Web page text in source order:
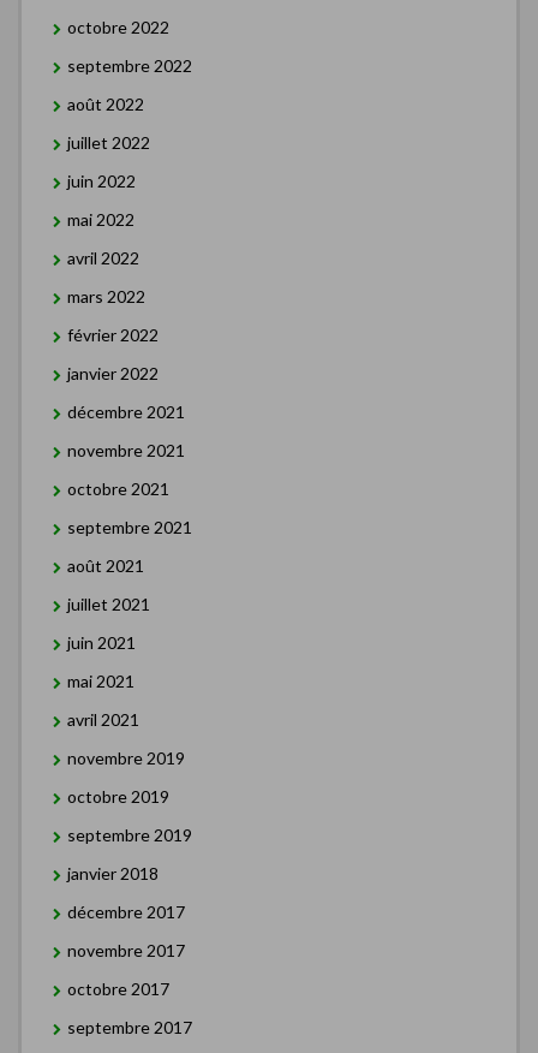
octobre 2022
septembre 2022
août 2022
juillet 2022
juin 2022
mai 2022
avril 2022
mars 2022
février 2022
janvier 2022
décembre 2021
novembre 2021
octobre 2021
septembre 2021
août 2021
juillet 2021
juin 2021
mai 2021
avril 2021
novembre 2019
octobre 2019
septembre 2019
janvier 2018
décembre 2017
novembre 2017
octobre 2017
septembre 2017